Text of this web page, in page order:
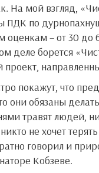
ПДК по
оценкам – от 30
деле борется
они обязаны
травят людей,
не хочет
говорил и
Кобзеве.